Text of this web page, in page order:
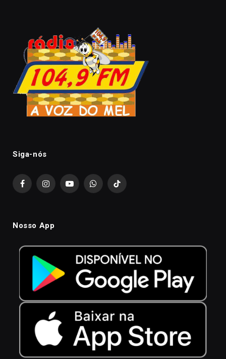
Siga-nós
FacebookInstagramYouTubeWhatsAppTikTok
Nosso App